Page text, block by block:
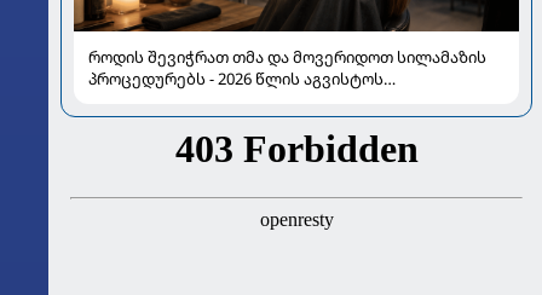
როდის შევიჭრათ თმა და მოვერიდოთ სილამაზის
პროცედურებს - 2026 წლის აგვისტოს